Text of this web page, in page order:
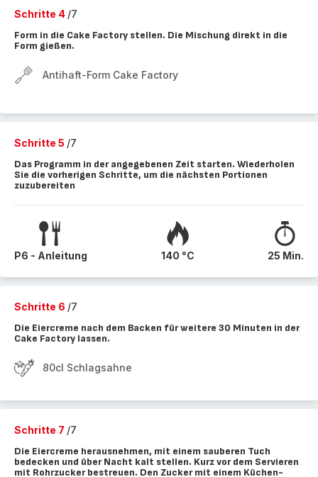
Schritte 4 /7
Form in die Cake Factory stellen. Die Mischung direkt in die
Form gießen.
Antihaft-Form Cake Factory
Schritte 5 /7
Das Programm in der angegebenen Zeit starten. Wiederholen
Sie die vorherigen Schritte, um die nächsten Portionen
zuzubereiten
P6 - Anleitung 140 °C 25 Min.
Schritte 6 /7
Die Eiercreme nach dem Backen für weitere 30 Minuten in der
Cake Factory lassen.
80cl Schlagsahne
Schritte 7 /7
Die Eiercreme herausnehmen, mit einem sauberen Tuch
bedecken und über Nacht kalt stellen. Kurz vor dem Servieren
mit Rohrzucker bestreuen. Den Zucker mit einem Küchen-